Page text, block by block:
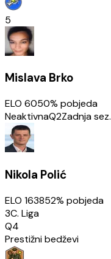
5
Mislava Brko
ELO 6050% pobjeda
NeaktivnaQ2Zadnja sez.
Nikola Polić
ELO 163852% pobjeda
3C. Liga
Q4
Prestižni bedževi